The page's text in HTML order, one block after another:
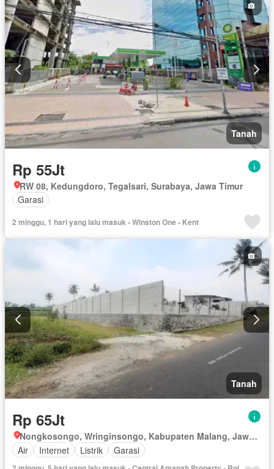
Tanah
Rp 55Jt
RW 08, Kedungdoro, Tegalsari, Surabaya, Jawa Timur
Garasi
2 minggu, 1 hari yang lalu masuk - Winston One - Kent
Tanah
Rp 65Jt
Nongkosongo, Wringinsongo, Kabupaten Malang, Jawa Timur
Air
Internet Listrik Garasi